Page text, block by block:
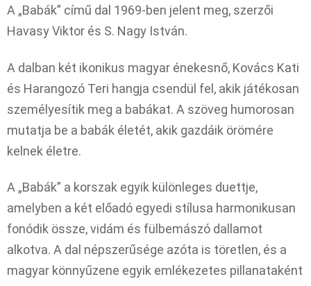
A „Babák” című dal 1969-ben jelent meg, szerzői
Havasy Viktor és S. Nagy István.
A dalban két ikonikus magyar énekesnő, Kovács Kati
és Harangozó Teri hangja csendül fel, akik játékosan
személyesítik meg a babákat. A szöveg humorosan
mutatja be a babák életét, akik gazdáik örömére
kelnek életre.
A „Babák” a korszak egyik különleges duettje,
amelyben a két előadó egyedi stílusa harmonikusan
fonódik össze, vidám és fülbemászó dallamot
alkotva. A dal népszerűsége azóta is töretlen, és a
magyar könnyűzene egyik emlékezetes pillanataként